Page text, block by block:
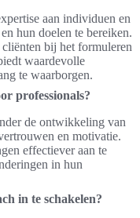
aan individuen en
hun doelen te bereiken.
bij het formuleren
waardevolle
te waarborgen.
professionals?
de ontwikkeling van
en motivatie.
effectiever aan te
in hun
in te schakelen?